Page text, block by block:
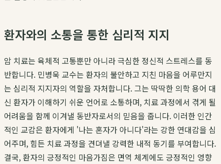
환자와의 소통을 통한 심리적 지지
암 치료는 육체적 고통뿐만 아니라 극심한 정신적 스트레스를 동
반합니다. 민병욱 교수는 환자의 불안하고 지친 마음을 어루만지
는 심리적 지지자의 역할을 자처합니다. 그는 딱딱한 의학 용어 대
신 환자가 이해하기 쉬운 언어로 소통하며, 치료 과정에서 겪게 될
어려움을 함께 이겨낼 동반자로서의 믿음을 줍니다. 이러한 인간
적인 교감은 환자에게 '나는 혼자가 아니다'라는 강한 연대감을 심
어주며, 힘든 치료 과정을 견뎌낼 강력한 내적 동기를 부여합니다.
결국, 환자의 긍정적인 마음가짐은 면역 체계에도 긍정적인 영향